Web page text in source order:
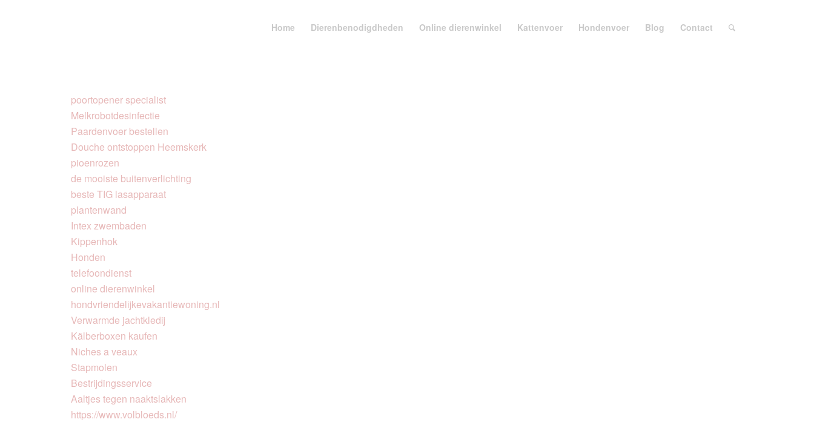
Home Dierenbenodigdheden Online dierenwinkel Kattenvoer Hondenvoer Blog Contact
poortopener specialist
Melkrobotdesinfectie
Paardenvoer bestellen
Douche ontstoppen Heemskerk
pioenrozen
de mooiste buitenverlichting
beste TIG lasapparaat
plantenwand
Intex zwembaden
Kippenhok
Honden
telefoondienst
online dierenwinkel
hondvriendelijkevakantiewoning.nl
Verwarmde jachtkledij
Kälberboxen kaufen
Niches a veaux
Stapmolen
Bestrijdingsservice
Aaltjes tegen naaktslakken
https://www.volbloeds.nl/